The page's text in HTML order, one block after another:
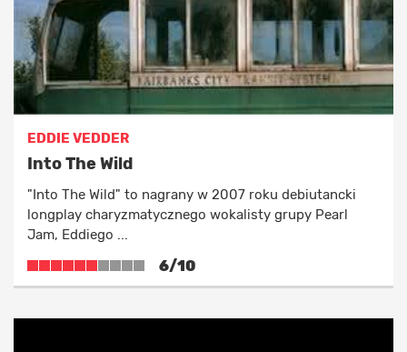
EDDIE VEDDER
Into The Wild
"Into The Wild" to nagrany w 2007 roku debiutancki
longplay charyzmatycznego wokalisty grupy Pearl
Jam, Eddiego ...
6/10